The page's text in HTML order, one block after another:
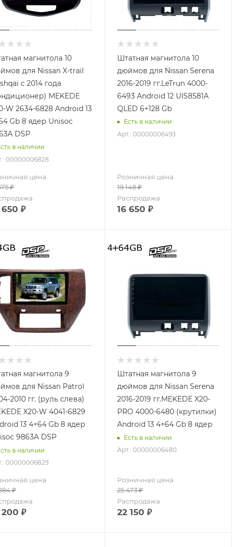
магнитола 10
для Nissan X-trail
с 2014 года
MEKEDE
W 2634-6828 Android 13
Gb 8 ядер Unisoc
DSP
в наличии
00000006828
цена
₽
650 ₽
Штатная магнитола 10
дюймов для Nissan Serena
2016-2019 гг.LeTrun 4000-
6493 Android 12 UIS8581А
QLED 6+128 Gb
Есть в наличии
Арт.: 00000006493
Розничная цена
19 148₽
Распродажа
16 650 ₽
магнитола 9
для Nissan Patrol
2010 гг. (руль слева)
X20-W 4041-6829
13 4+64 Gb 8 ядер
9863A DSP
в наличии
00000006829
цена
₽
200 ₽
Штатная магнитола 9
дюймов для Nissan Serena
2016-2019 гг.MEKEDE X20-
PRO 4000-6480 (крутилки)
Android 13 4+64 Gb 8 ядер
Есть в наличии
Арт.: 00000006480
Розничная цена
25 473₽
Распродажа
22 150 ₽